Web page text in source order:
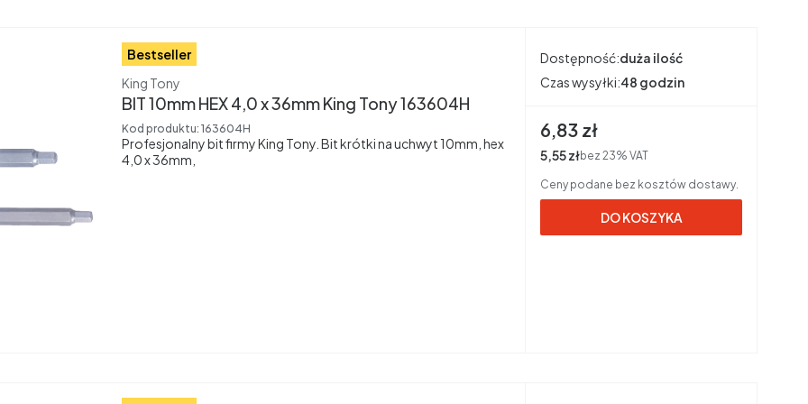
Bestseller
Producent
King Tony
BIT 10mm HEX 4,0 x 36mm King Tony 163604H
Kod produktu: 163604H
Profesjonalny bit firmy King Tony. Bit krótki na uchwyt 10mm, hex
4,0 x 36mm,
Dostępność:duża ilość
Czas wysyłki:48 godzin
Cena brutto
6,83 zł
Cena netto
5,55 złbez 23% VAT
Ceny podane bez kosztów dostawy.
DO KOSZYKA